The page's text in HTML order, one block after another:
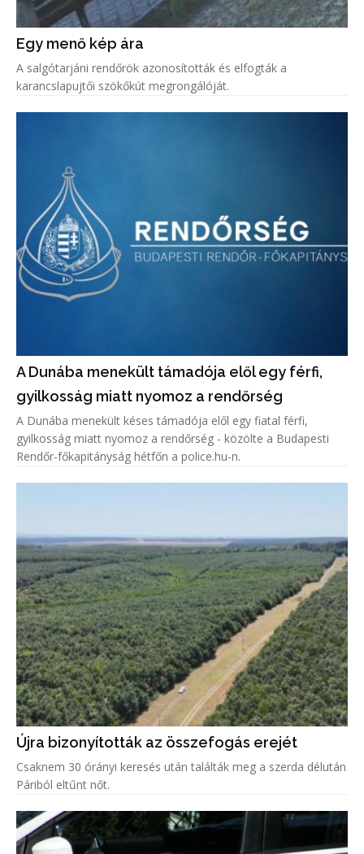
Egy menő kép ára
A salgótarjáni rendőrök azonosították és elfogták a
karancslapujtői szökőkút megrongálóját.
A Dunába menekült támadója elől egy férfi,
gyilkosság miatt nyomoz a rendőrség
A Dunába menekült késes támadója elől egy fiatal férfi,
gyilkosság miatt nyomoz a rendőrség - közölte a Budapesti
Rendőr-főkapitányság hétfőn a police.hu-n.
Újra bizonyították az összefogás erejét
Csaknem 30 órányi keresés után találták meg a szerda délután
Páriból eltűnt nőt.